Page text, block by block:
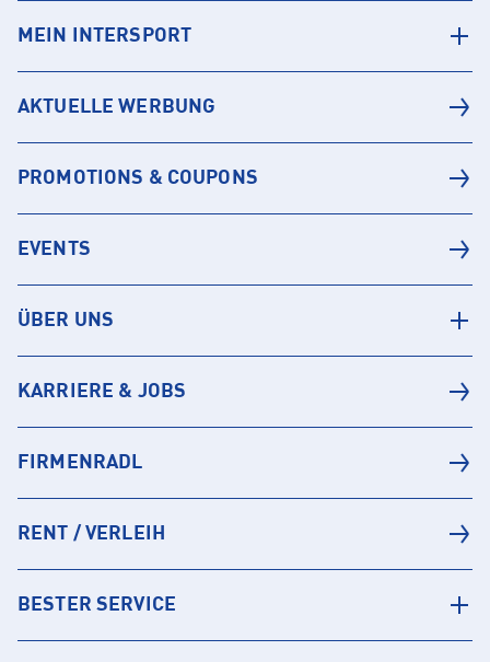
MEIN INTERSPORT
AKTUELLE WERBUNG
PROMOTIONS & COUPONS
EVENTS
ÜBER UNS
KARRIERE & JOBS
FIRMENRADL
RENT / VERLEIH
BESTER SERVICE